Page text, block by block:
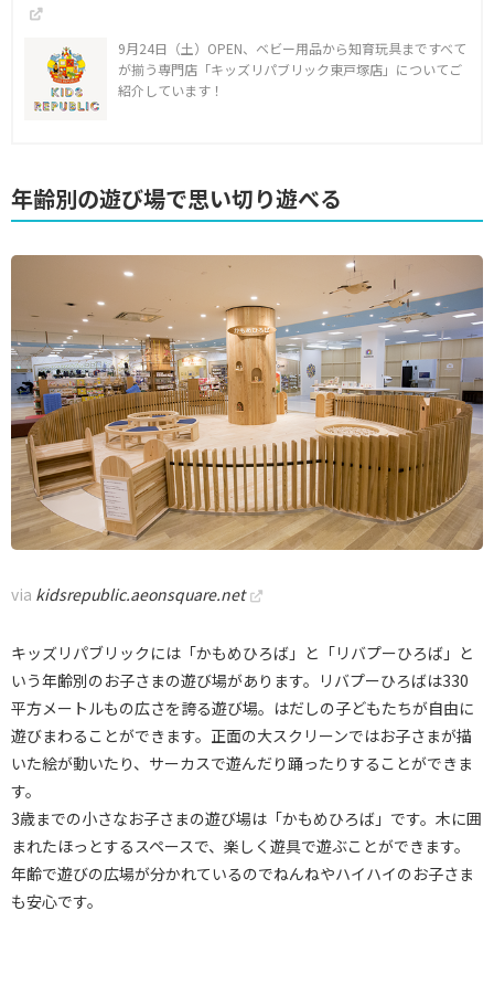
9月24日（土）OPEN、ベビー用品から知育玩具まですべて
が揃う専門店「キッズリパブリック東戸塚店」についてご
紹介しています！
年齢別の遊び場で思い切り遊べる
via kidsrepublic.aeonsquare.net
キッズリパブリックには「かもめひろば」と「リバプーひろば」と
いう年齢別のお子さまの遊び場があります。リバプーひろばは330
平方メートルもの広さを誇る遊び場。はだしの子どもたちが自由に
遊びまわることができます。正面の大スクリーンではお子さまが描
いた絵が動いたり、サーカスで遊んだり踊ったりすることができま
す。
3歳までの小さなお子さまの遊び場は「かもめひろば」です。木に囲
まれたほっとするスペースで、楽しく遊具で遊ぶことができます。
年齢で遊びの広場が分かれているのでねんねやハイハイのお子さま
も安心です。